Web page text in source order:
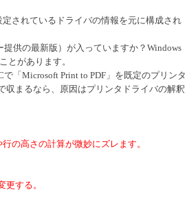
されているドライバの情報を元に構成され
供の最新版）が入っていますか？Windows
とがあります。
「Microsoft Print to PDF」を既定のプリンタ
収まるなら、原因はプリンタドライバの解釈
の高さの計算が微妙にズレます。
更する。